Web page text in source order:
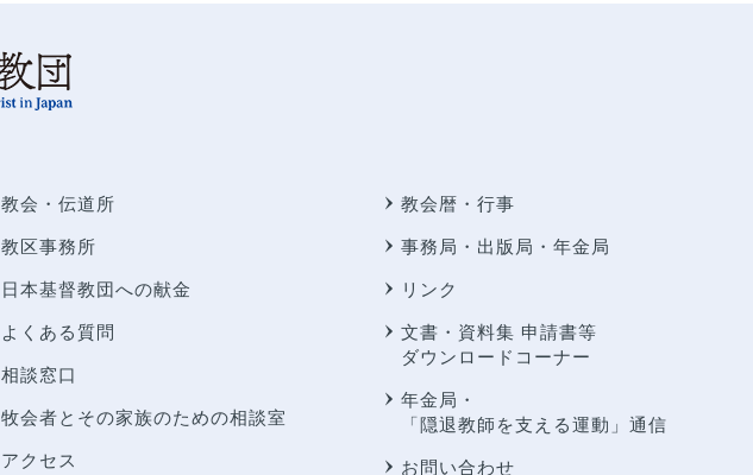
教会・伝道所
教区事務所
日本基督教団への献金
よくある質問
相談窓口
牧会者とその家族のための相談室
アクセス
教会暦・行事
事務局・出版局・年金局
リンク
文書・資料集 申請書等
ダウンロードコーナー
年金局・
「隠退教師を支える運動」通信
お問い合わせ